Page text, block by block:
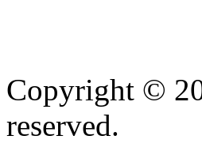
Copyright ©
reserved.